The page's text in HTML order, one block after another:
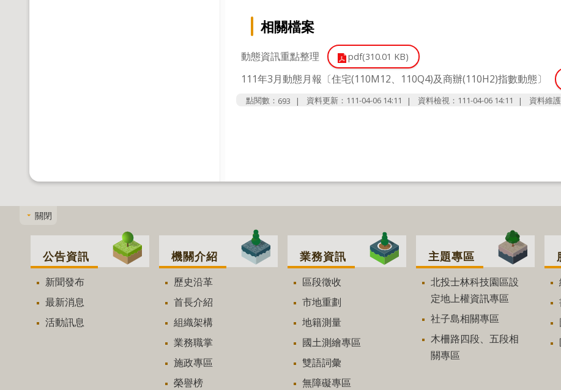
相關檔案
動態資訊重點整理 pdf(310.01 KB)
111年3月動態月報〔住宅(110M12、110Q4)及商辦(110H2)指數動態〕
點閱數： 693 資料更新：111-04-06 14:11 資料檢視：111-04-06 14:11 資料維
關閉
公告資訊
新聞發布
最新消息
活動訊息
機關介紹
歷史沿革
首長介紹
組織架構
業務職掌
施政專區
榮譽榜
業務資訊
區段徵收
市地重劃
地籍測量
國土測繪專區
雙語詞彙
無障礙專區
主題專區
北投士林科技園區設
定地上權資訊專區
社子島相關專區
木柵路四段、五段相
關專區